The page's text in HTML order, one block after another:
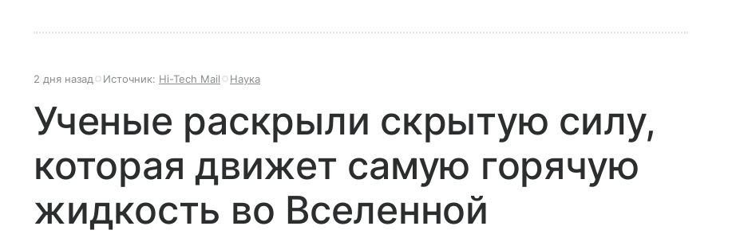
2 дня назад Источник: Hi-Tech Mail Наука
Ученые раскрыли скрытую силу,
которая движет самую горячую
жидкость во Вселенной